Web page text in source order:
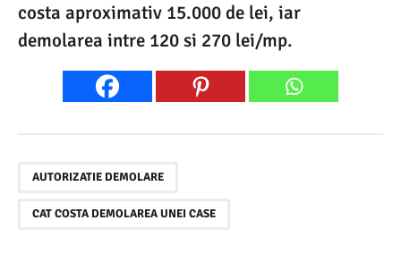
costa aproximativ 15.000 de lei, iar
demolarea intre 120 si 270 lei/mp.
AUTORIZATIE DEMOLARE
CAT COSTA DEMOLAREA UNEI CASE